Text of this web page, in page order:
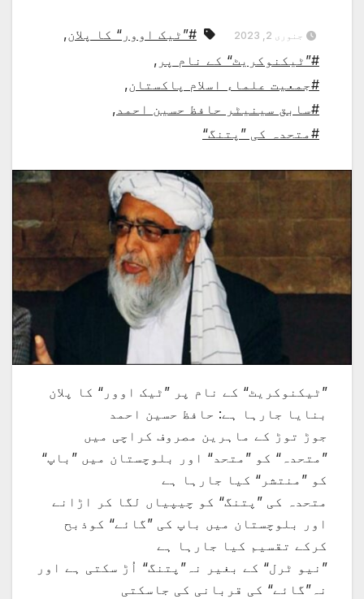
جنوری 2, 2023 #”ٹیک اوور“ کا پلان,
#”ٹیکنوکریٹ“ کے نام پر ,
#جمعیت علماء اسلام پاکستان,
#سابق سینیٹر حافظ حسین احمد,
#متحدہ کی ”پتنگ“
”ٹیکنوکریٹ“ کے نام پر ”ٹیک اوور“ کا پلان
بنایا جارہا ہے: حافظ حسین احمد
جوڑ توڑ کے ماہرین مصروف کراچی میں
”متحدہ“ کو ”متحد“ اور بلوچستان میں ”باپ“
کو ”منتشر“ کیا جارہا ہے
متحدہ کی ”پتنگ“ کو چیپیاں لگا کر اڑانے
اور بلوچستان میں باپ کی ”گائے“ کوذبح
کرکے تقسیم کیا جارہا ہے
”نیو ٹرل“ کے بغیر نہ”پتنگ“ اُڑ سکتی ہے اور
نہ”گائے“ کی قربانی کی جاسکتی